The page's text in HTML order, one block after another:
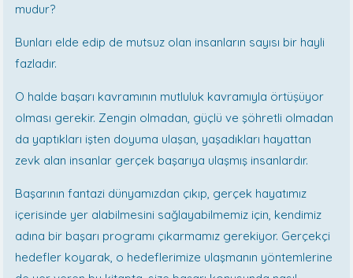
mudur?
Bunları elde edip de mutsuz olan insanların sayısı bir hayli
fazladır.
O halde başarı kavramının mutluluk kavramıyla örtüşüyor
olması gerekir. Zengin olmadan, güçlü ve şöhretli olmadan
da yaptıkları işten doyuma ulaşan, yaşadıkları hayattan
zevk alan insanlar gerçek başarıya ulaşmış insanlardır.
Başarının fantazi dünyamızdan çıkıp, gerçek hayatımız
içerisinde yer alabilmesini sağlayabilmemiz için, kendimiz
adına bir başarı programı çıkarmamız gerekiyor. Gerçekçi
hedefler koyarak, o hedeflerimize ulaşmanın yöntemlerine